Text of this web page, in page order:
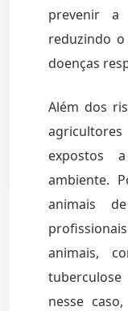
prevenir a
reduzindo
doenças
Além dos
expostos
ambiente.
animais
animais,
nesse